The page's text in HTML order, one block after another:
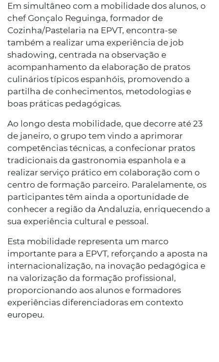
Em simultâneo com a mobilidade dos alunos, o
chef Gonçalo Reguinga, formador de
Cozinha/Pastelaria na EPVT, encontra-se
também a realizar uma experiência de job
shadowing, centrada na observação e
acompanhamento da elaboração de pratos
culinários típicos espanhóis, promovendo a
partilha de conhecimentos, metodologias e
boas práticas pedagógicas.
Ao longo desta mobilidade, que decorre até 23
de janeiro, o grupo tem vindo a aprimorar
competências técnicas, a confecionar pratos
tradicionais da gastronomia espanhola e a
realizar serviço prático em colaboração com o
centro de formação parceiro. Paralelamente, os
participantes têm ainda a oportunidade de
conhecer a região da Andaluzia, enriquecendo a
sua experiência cultural e pessoal.
Esta mobilidade representa um marco
importante para a EPVT, reforçando a aposta na
internacionalização, na inovação pedagógica e
na valorização da formação profissional,
proporcionando aos alunos e formadores
experiências diferenciadoras em contexto
europeu.